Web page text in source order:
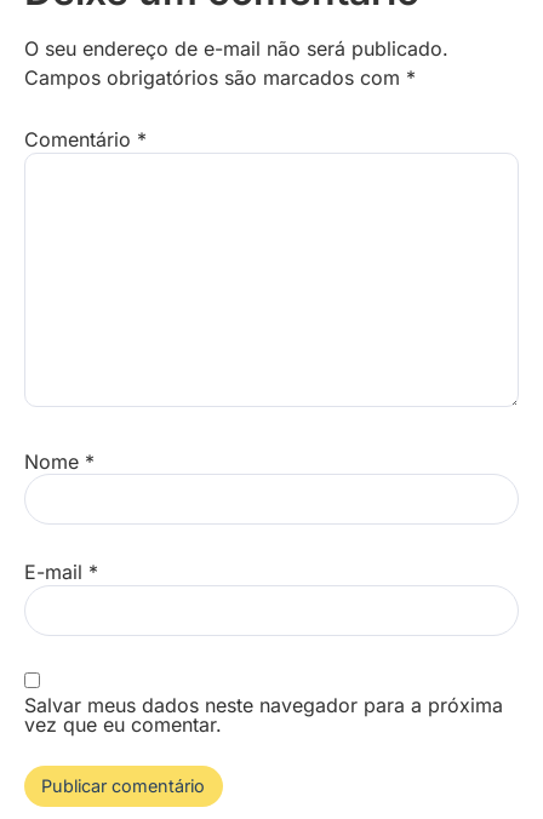
O seu endereço de e-mail não será publicado.
Campos obrigatórios são marcados com *
Comentário *
Nome *
E-mail *
Salvar meus dados neste navegador para a próxima
vez que eu comentar.